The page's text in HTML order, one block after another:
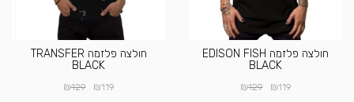
חולצה פלזמה EDISON FISH
BLACK
₪119
₪129
חולצה פלזמה TRANSFER
BLACK
₪119
₪129